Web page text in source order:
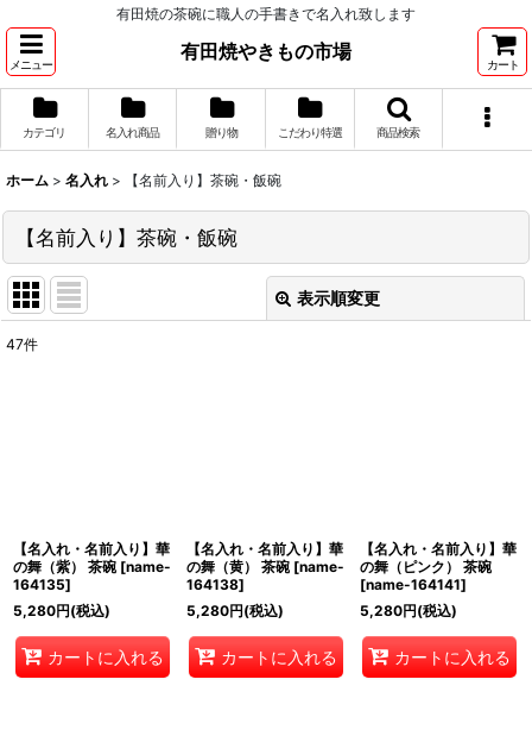
有田焼の茶碗に職人の手書きで名入れ致します
メニュー
有田焼やきもの市場
カート
カテゴリ 名入れ商品 贈り物 こだわり特選 商品検索
ホーム > 名入れ > 【名前入り】茶碗・飯碗
【名前入り】茶碗・飯碗
表示順変更
47件
【名入れ・名前入り】華
の舞（紫） 茶碗 [name-
164135]
5,280円(税込)
カートに入れる
【名入れ・名前入り】華
の舞（黄） 茶碗 [name-
164138]
5,280円(税込)
カートに入れる
【名入れ・名前入り】華
の舞（ピンク） 茶碗
[name-164141]
5,280円(税込)
カートに入れる